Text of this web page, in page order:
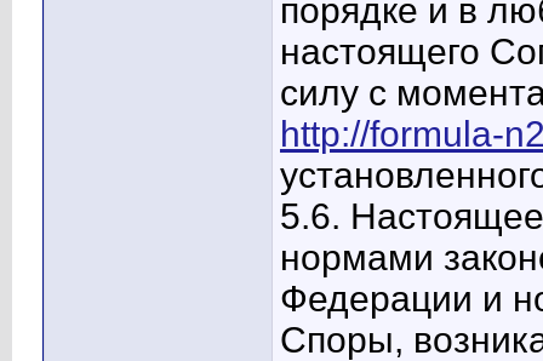
порядке и в
настоящего
силу с
http://formula-
5.6.
нормами
Федерации и
Споры,